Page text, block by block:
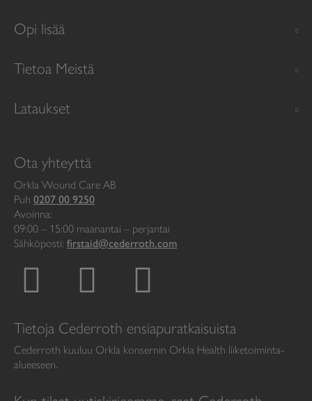
Opi lisää
Tietoa Meistä
Lataukset
Ota yhteyttä
Orkla Wound Care AB
Puh 0207 00 9250
Avoinna:
09:00 – 15:00 maanantai – perjantai
Sähköposti: firstaid@cederroth.com
Tietoja Cederroth ensiapuratkaisuista
Cederroth kuuluu Orkla konsernin Orkla Health liiketoiminta-
alueeseen.